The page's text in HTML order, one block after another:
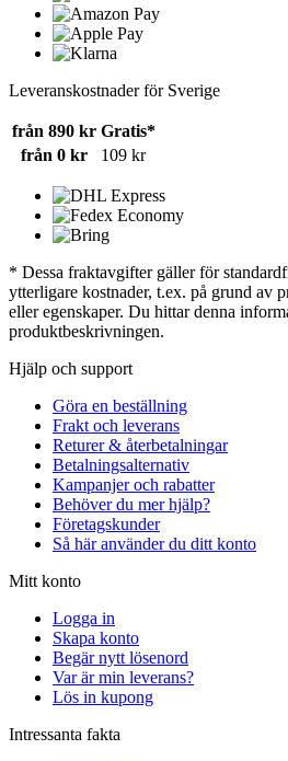
Leveranskostnader för Sverige
från 890 kr Gratis*
från 0 kr
109 kr
* Dessa fraktavgifter gäller för
ytterligare kostnader, t.ex. på grund av
eller egenskaper. Du hittar denna
produktbeskrivningen.
Hjälp och support
Göra en beställning
Frakt och leverans
Returer & återbetalningar
Betalningsalternativ
Kampanjer och rabatter
Behöver du mer hjälp?
Företagskunder
Så här använder du ditt konto
Mitt konto
Logga in
Skapa konto
Begär nytt lösenord
Var är min leverans?
Lös in kupong
Intressanta fakta